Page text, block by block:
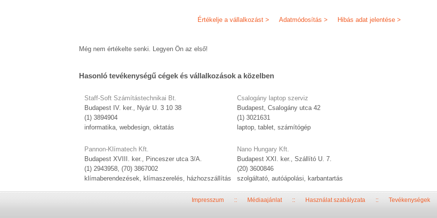
Hibás adat jelentése >
Adatmódosítás >
Értékelje a vállalkozást >
Még nem értékelte senki. Legyen Ön az első!
Hasonló tevékenységű cégek és vállalkozások a közelben
Staff-Soft Számítástechnikai Bt.
Budapest IV. ker., Nyár U. 3 10 38
(1) 3894904
informatika, webdesign, oktatás
Pannon-Klímatech Kft.
Budapest XVIII. ker., Pinceszer utca 3/A.
(1) 2943958, (70) 3867002
klímaberendezések, klímaszerelés, házhozszállítás
Csalogány laptop szerviz
Budapest, Csalogány utca 42
(1) 3021631
laptop, tablet, számítógép
Nano Hungary Kft.
Budapest XXI. ker., Szállító U. 7.
(20) 3600846
szolgáltató, autóápolási, karbantartás
Impresszum::Médiaajánlat::Használat szabályzata::Tevékenységek